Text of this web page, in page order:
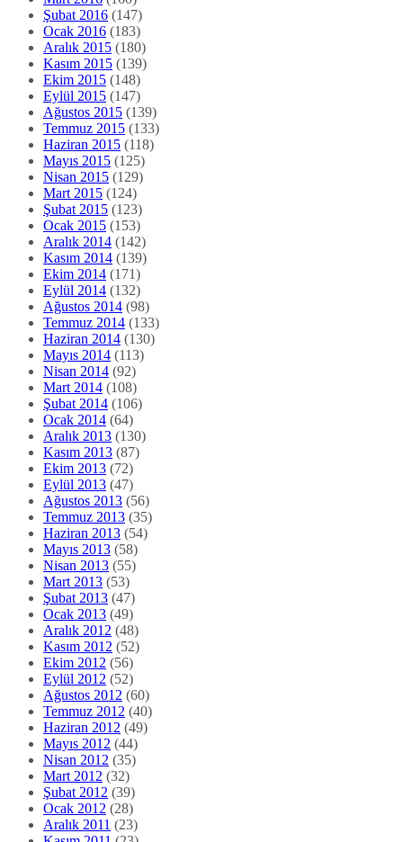
Şubat 2016 (147)
Ocak 2016 (183)
Aralık 2015 (180)
Kasım 2015 (139)
Ekim 2015 (148)
Eylül 2015 (147)
Ağustos 2015 (139)
Temmuz 2015 (133)
Haziran 2015 (118)
Mayıs 2015 (125)
Nisan 2015 (129)
Mart 2015 (124)
Şubat 2015 (123)
Ocak 2015 (153)
Aralık 2014 (142)
Kasım 2014 (139)
Ekim 2014 (171)
Eylül 2014 (132)
Ağustos 2014 (98)
Temmuz 2014 (133)
Haziran 2014 (130)
Mayıs 2014 (113)
Nisan 2014 (92)
Mart 2014 (108)
Şubat 2014 (106)
Ocak 2014 (64)
Aralık 2013 (130)
Kasım 2013 (87)
Ekim 2013 (72)
Eylül 2013 (47)
Ağustos 2013 (56)
Temmuz 2013 (35)
Haziran 2013 (54)
Mayıs 2013 (58)
Nisan 2013 (55)
Mart 2013 (53)
Şubat 2013 (47)
Ocak 2013 (49)
Aralık 2012 (48)
Kasım 2012 (52)
Ekim 2012 (56)
Eylül 2012 (52)
Ağustos 2012 (60)
Temmuz 2012 (40)
Haziran 2012 (49)
Mayıs 2012 (44)
Nisan 2012 (35)
Mart 2012 (32)
Şubat 2012 (39)
Ocak 2012 (28)
Aralık 2011 (23)